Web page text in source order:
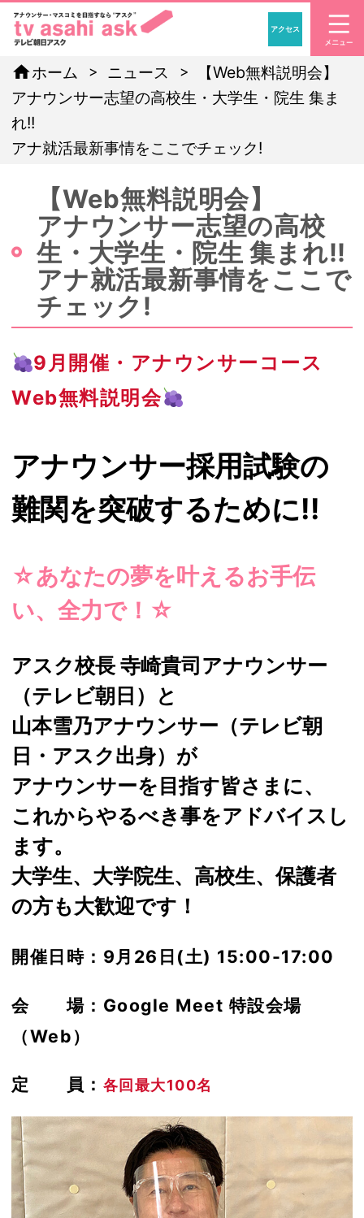
「アナウンサー・マ
アクセス
homeホーム ニュース
【Web無料説明会】
アナウンサー志望の高校生・大学生・院生 集ま
れ!!
アナ就活最新事情をここでチェック!
【Web無料説明会】
アナウンサー志望の高校
生・大学生・院生 集まれ!!
アナ就活最新事情をここで
チェック!
9月開催・アナウンサーコース
Web無料説明会
アナウンサー採用試験の
難関を突破するために!!
☆あなたの夢を叶えるお手伝
い、全力で！☆
アスク校長 寺崎貴司アナウンサー
（テレビ朝日）と
山本雪乃アナウンサー（テレビ朝
日・アスク出身）が
アナウンサーを目指す皆さまに、
これからやるべき事をアドバイスし
ます。
大学生、大学院生、高校生、保護者
の方も大歓迎です！
開催日時：9月26日(土) 15:00-17:00
会 場：Google Meet 特設会場
（Web）
定 員： 各回最大100名